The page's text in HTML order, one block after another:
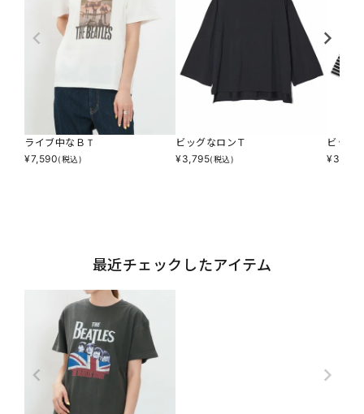
ライブ中なＢＴ
¥7,590(税込)
ビッグなロンＴ
¥3,795(税込)
ビッグ
¥3,795
最近チェックしたアイテム